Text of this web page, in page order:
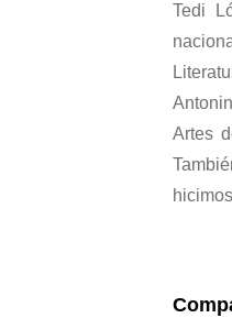
Tedi
Antonin
Artes
hicimos